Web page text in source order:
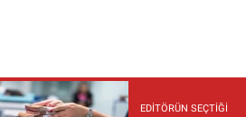
EDITÖRÜN SEÇTIĞI